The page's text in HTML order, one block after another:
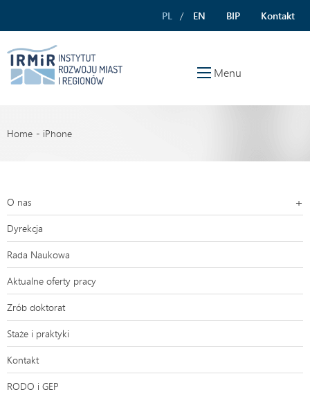
PL EN BIP Kontakt
Menu
Home iPhone
O nas
Dyrekcja
Rada Naukowa
Aktualne oferty pracy
Zrób doktorat
Staże i praktyki
Kontakt
RODO i GEP